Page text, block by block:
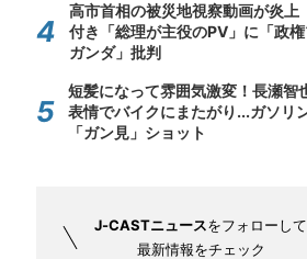
高市首相の被災地視察動画が炎
付き「総理が主役のPV」に「政
ガンダ」批判
短髪になって雰囲気激変！長瀬智
表情でバイクにまたがり...ガソリ
「ガン見」ショット
J-CASTニュースをフォローして
最新情報をチェック